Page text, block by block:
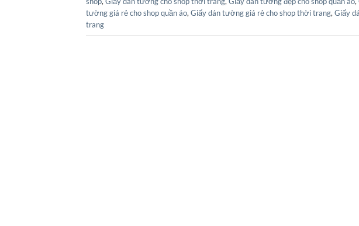
tường giá rẻ cho shop quần áo, Giấy dán tường giá rẻ cho shop thời trang, Giấy
trang